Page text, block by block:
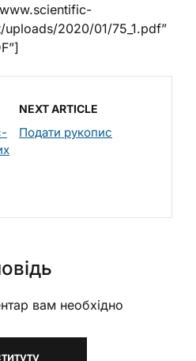
2020/01/75_1.pdf”
NEXT ARTICLE
Подати рукопис
вам необхідно